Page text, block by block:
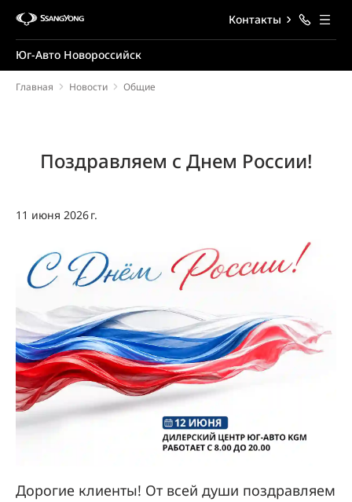
Юг-Авто Новороссийск
Контакты
Главная Новости Общие
Поздравляем с Днем России!
11 июня 2026 г.
Дорогие клиенты! От всей души поздравляем